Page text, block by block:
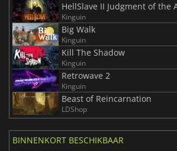
HellSlave II Judgment of the
Kinguin
Big Walk
Kinguin
Kill The Shadow
Kinguin
Retrowave 2
Kinguin
Beast of Reincarnation
LDShop
BINNENKORT BESCHIKBAAR